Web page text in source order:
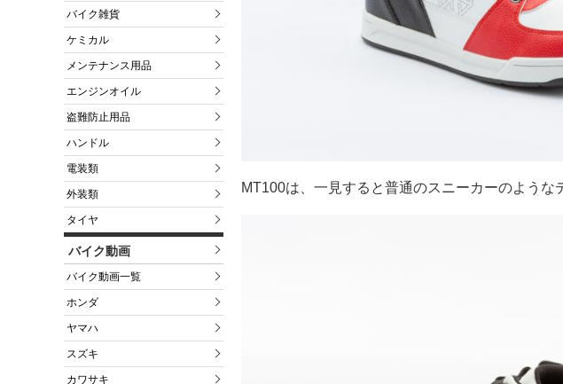
バイク雑貨
ケミカル
メンテナンス用品
エンジンオイル
盗難防止用品
ハンドル
電装類
外装類
タイヤ
バイク動画
バイク動画一覧
ホンダ
ヤマハ
スズキ
カワサキ
MT100は、一見すると普通のスニーカーのような